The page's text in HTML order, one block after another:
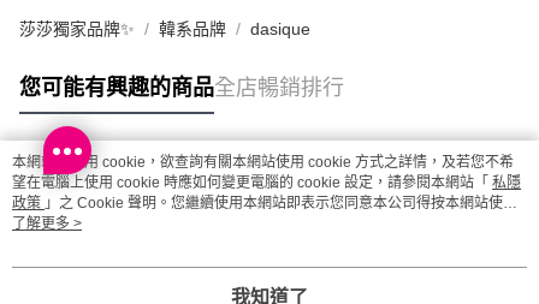
莎莎獨家品牌✨ 韓系品牌 dasique
您可能有興趣的商品全店暢銷排行
熱門標籤
熱銷排行
本網站中使用 cookie，欲查詢有關本網站使用 cookie 方式之詳情，及若您不希
望在電腦上使用 cookie 時應如何變更電腦的 cookie 設定，請參閱本網站「 私隱
政策 」之 Cookie 聲明。您繼續使用本網站即表示您同意本公司得按本網站使用
條款之 Cookie 聲明使用 cookie。
了解更多 >
我知道了